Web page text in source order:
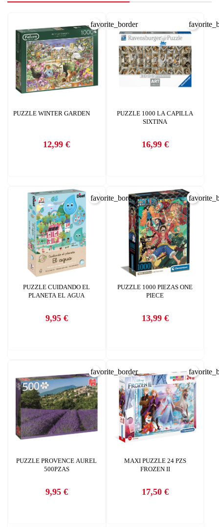
PUZZLE WINTER GARDEN
Precio
12,99 €
favorite_border
PUZZLE 1000 LA CAPILLA
SIXTINA
Precio
16,99 €
PUZZLE CUIDANDO EL
PLANETA EL AGUA
Precio
9,95 €
favorite_border
PUZZLE 1000 PIEZAS ONE
PIECE
Precio
13,99 €
PUZZLE PROVENCE AUREL
500PZAS
Precio
9,95 €
favorite_border
MAXI PUZZLE 24 PZS
FROZEN II
Precio
17,50 €
AÑADIR A LA LISTA DE DESEOS
add_circle_outline
Crear nueva lista
Nombre de la lista de deseos
CANCELAR
CREAR LISTA DE DESEOS
Debe iniciar sesión para guardar productos en su lista de deseos.
CANCELAR
INICIAR SESIÓN